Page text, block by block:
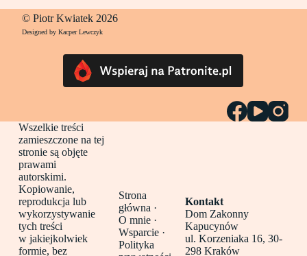
© Piotr Kwiatek 2026
Designed by Kacper Lewczyk
Wszelkie treści
zamieszczone na tej
stronie są objęte
prawami
autorskimi.
Kopiowanie,
reprodukcja lub
wykorzystywanie
tych treści
w jakiejkolwiek
formie, bez
Strona
główna ·
O mnie ·
Wsparcie ·
Polityka
Kontakt
Dom Zakonny
Kapucynów
ul. Korzeniaka 16, 30-
298 Kraków